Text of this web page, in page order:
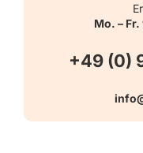
Warn-, Gebots-
Versandarten
Mo. –
+49 (0)